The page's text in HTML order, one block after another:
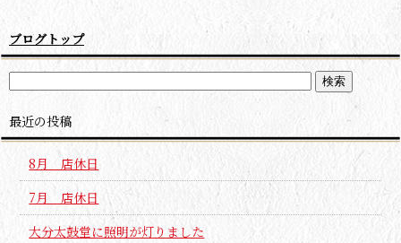
ブログトップ
最近の投稿
8月 店休日
7月 店休日
大分太鼓堂に照明が灯りました